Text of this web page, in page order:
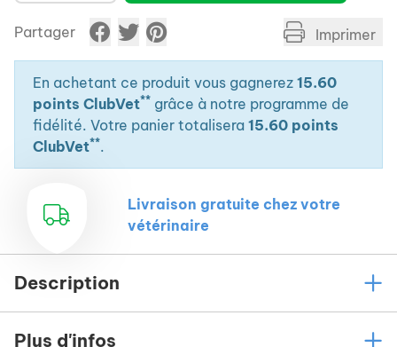
Partager Imprimer
En achetant ce produit vous gagnerez 15.60
points ClubVet** grâce à notre programme de
fidélité. Votre panier totalisera 15.60 points
ClubVet**.
Livraison gratuite chez votre
vétérinaire
Description
Plus d'infos